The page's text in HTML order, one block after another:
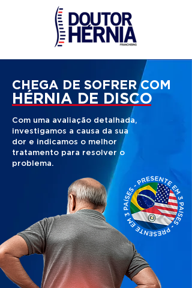
CHEGA DE SOFRER COM
HÉRNIA DE DISCO
Com uma avaliação detalhada,
investigamos a causa da sua
dor e indicamos o melhor
tratamento para resolver o
problema.